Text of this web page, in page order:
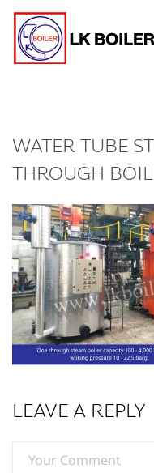
WATER TUBE
THROUGH
LEAVE A REPLY